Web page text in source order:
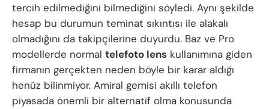
tercih edilmediğini bilmediğini söyledi. Aynı şekilde
hesap bu durumun teminat sıkıntısı ile alakalı
olmadığını da takipçilerine duyurdu. Baz ve Pro
modellerde normal telefoto lens kullanımına giden
firmanın gerçekten neden böyle bir karar aldığı
henüz bilinmiyor. Amiral gemisi akıllı telefon
piyasada önemli bir alternatif olma konusunda